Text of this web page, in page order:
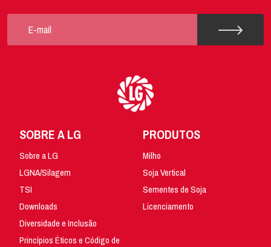
SOBRE A LG
Sobre a LG
LGNA/Silagem
TSI
Downloads
Diversidade e Inclusão
Princípios Éticos e Código de
PRODUTOS
Milho
Soja Vertical
Sementes de Soja
Licenciamento